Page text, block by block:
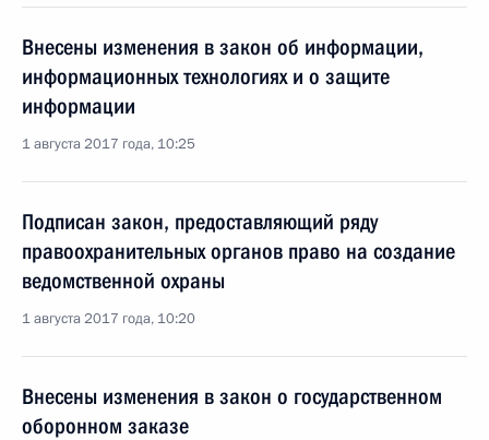
Внесены изменения в закон об информации,
информационных технологиях и о защите
информации
1 августа 2017 года, 10:25
Подписан закон, предоставляющий ряду
правоохранительных органов право на создание
ведомственной охраны
1 августа 2017 года, 10:20
Внесены изменения в закон о государственном
оборонном заказе